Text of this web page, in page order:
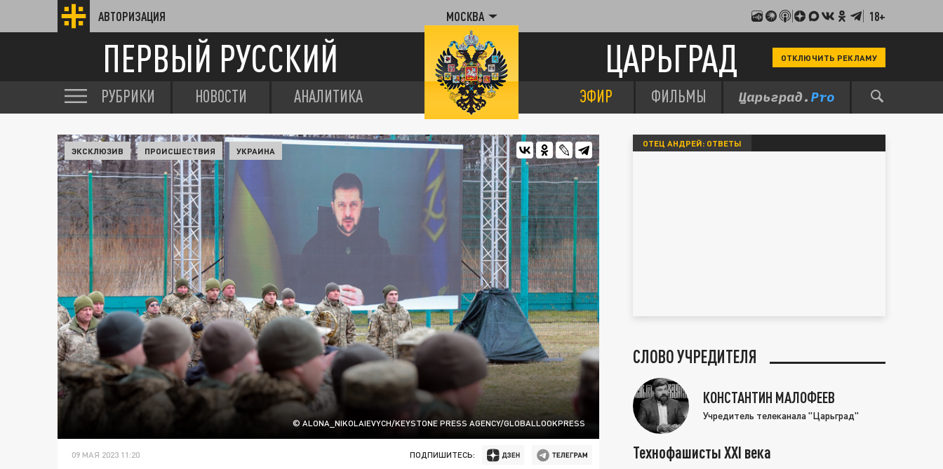
АВТОРИЗАЦИЯ МОСКВА 18+
ПЕРВЫЙ РУССКИЙ ЦАРЬГРАД ОТКЛЮЧИТЬ РЕКЛАМУ
РУБРИКИ НОВОСТИ АНАЛИТИКА ЭФИР ФИЛЬМЫ
© ALONA_NIKOLAIEVYCH/KEYSTONE PRESS AGENCY/GLOBALLOOKPRESS
ЭКСКЛЮЗИВ ПРОИСШЕСТВИЯ УКРАИНА
09 МАЯ 2023 11:20 ПОДПИШИТЕСЬ:
ОТЕЦ АНДРЕЙ: ОТВЕТЫ
СЛОВО УЧРЕДИТЕЛЯ
КОНСТАНТИН МАЛОФЕЕВ
Учредитель телеканала "Царьград"
Технофашисты XXI века